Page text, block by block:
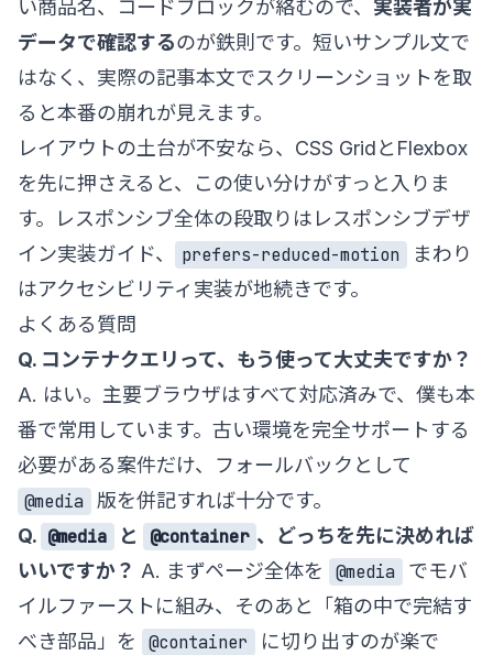
い商品名、コードブロックが絡むので、 実装者が実
データで確認するのが鉄則です。短いサンプル文で
はなく、実際の記事本文でスクリーンショットを取
ると本番の崩れが見えます。
レイアウトの土台が不安なら、 CSS Gridと Flexbox
を先に押さえると、この使い分けがすっと入りま
す。レスポンシブ全体の段取りは レスポンシブデザ
イン実装ガイド、 prefers-reduced-motion
まわり
はアクセシビリティ実装が地続きです。
よくある質問
Q. コンテナクエリって、もう使って大丈夫ですか？
A. はい。主要ブラウザはすべて対応済みで、僕も本
番で常用しています。古い環境を完全サポートする
必要がある案件だけ、フォールバックとして
@media
版を併記すれば十分です。
Q. @media と @container 、どっちを先に決めれば
いいですか？ A. まずページ全体を @media
でモバ
イルファーストに組み、そのあと「箱の中で完結す
べき部品」を
@container
に切り出すのが楽で